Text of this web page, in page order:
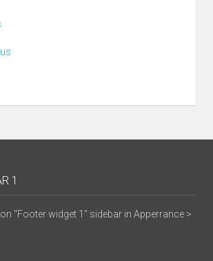
1
"Footer widget 1" sidebar in Apperrance >